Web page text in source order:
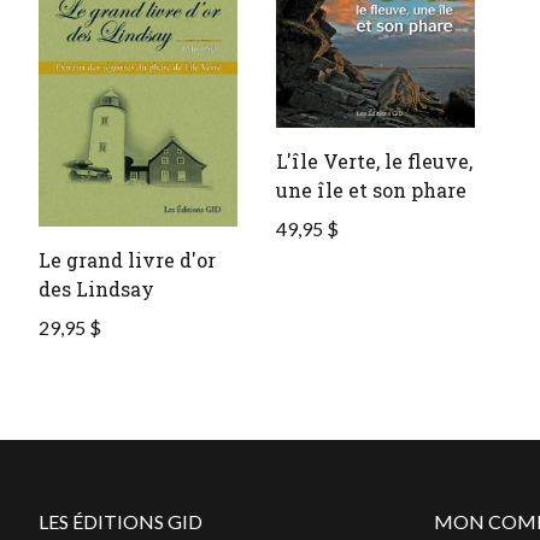
Le grand livre d'or
des Lindsay
29,95 $
L'île Verte, le fleuve,
une île et son phare
49,95 $
LES ÉDITIONS GID MON